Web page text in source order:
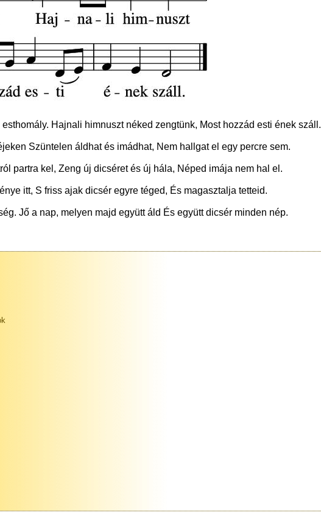
Hajnali himnuszt néked zengtünk, Most hozzád esti ének száll.
Szüntelen áldhat és imádhat, Nem hallgat el egy percre sem.
partra kel, Zeng új dicséret és új hála, Néped imája nem hal el.
itt, S friss ajak dicsér egyre téged, És magasztalja tetteid.
Jő a nap, melyen majd együtt áld És együtt dicsér minden nép.